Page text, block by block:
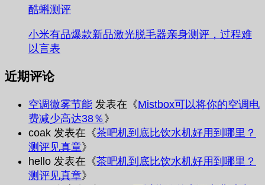
酷蝌测评
小米有品爆款新品激光脱毛器亲身测评，过程难
以言表
近期评论
空调微雾节能 发表在《Mistbox可以将你的空调电
费减少高达38％》
coak 发表在《茶吧机到底比饮水机好用到哪里？
测评见真章》
hello 发表在《茶吧机到底比饮水机好用到哪里？
测评见真章》